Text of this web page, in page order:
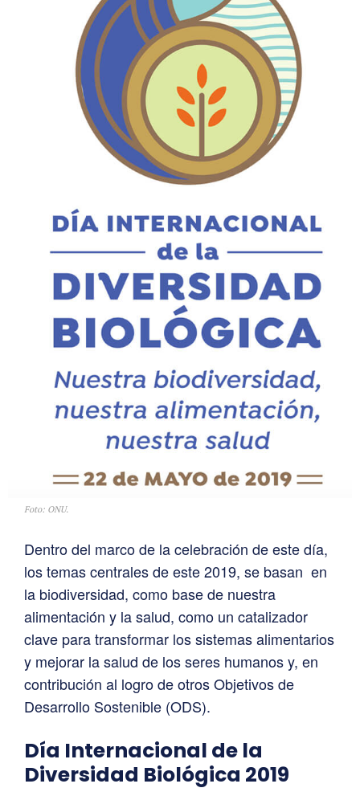
Foto: ONU.
Dentro del marco de la celebración de este día,
los temas centrales de este 2019, se basan en
la biodiversidad, como base de nuestra
alimentación y la salud, como un catalizador
clave para transformar los sistemas alimentarios
y mejorar la salud de los seres humanos y, en
contribución al logro de otros Objetivos de
Desarrollo Sostenible (ODS).
Día Internacional de la
Diversidad Biológica 2019